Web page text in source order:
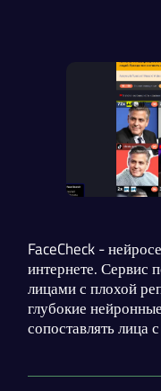
FaceCheck -
интернете. Сервис
лицами с плохой
глубокие
сопоставлять